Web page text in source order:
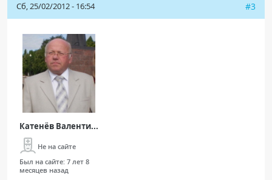
Сб, 25/02/2012 - 16:54 #3
Катенёв Валенти...
Не на сайте
Был на сайте: 7 лет 8
месяцев назад